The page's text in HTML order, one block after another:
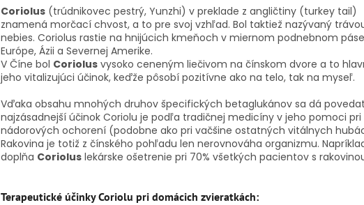
Coriolus (trúdnikovec pestrý, Yunzhi) v preklade z angličtiny (turkey tail)
znamená morčací chvost, a to pre svoj vzhľad. Bol taktiež nazývaný
nebies. Coriolus rastie na hnijúcich kmeňoch v miernom podnebnom
Európe, Ázii a Severnej Amerike.
V Číne bol Coriolus vysoko ceneným liečivom na čínskom dvore a to
jeho vitalizujúci účinok, keďže pôsobí pozitívne ako na telo, tak na myseľ.
Vďaka obsahu mnohých druhov špecifických betaglukánov sa dá
najzásadnejší účinok Coriolu je podľa tradičnej medicíny v jeho pomoci pri
nádorových ochorení (podobne ako pri vačšine ostatných vitálnych
Rakovina je totiž z čínského pohľadu len nerovnováha organizmu.
doplňa Coriolus lekárske ošetrenie pri 70% všetkých pacientov s
Terapeutické účinky Coriolu pri domácich zvieratkách: